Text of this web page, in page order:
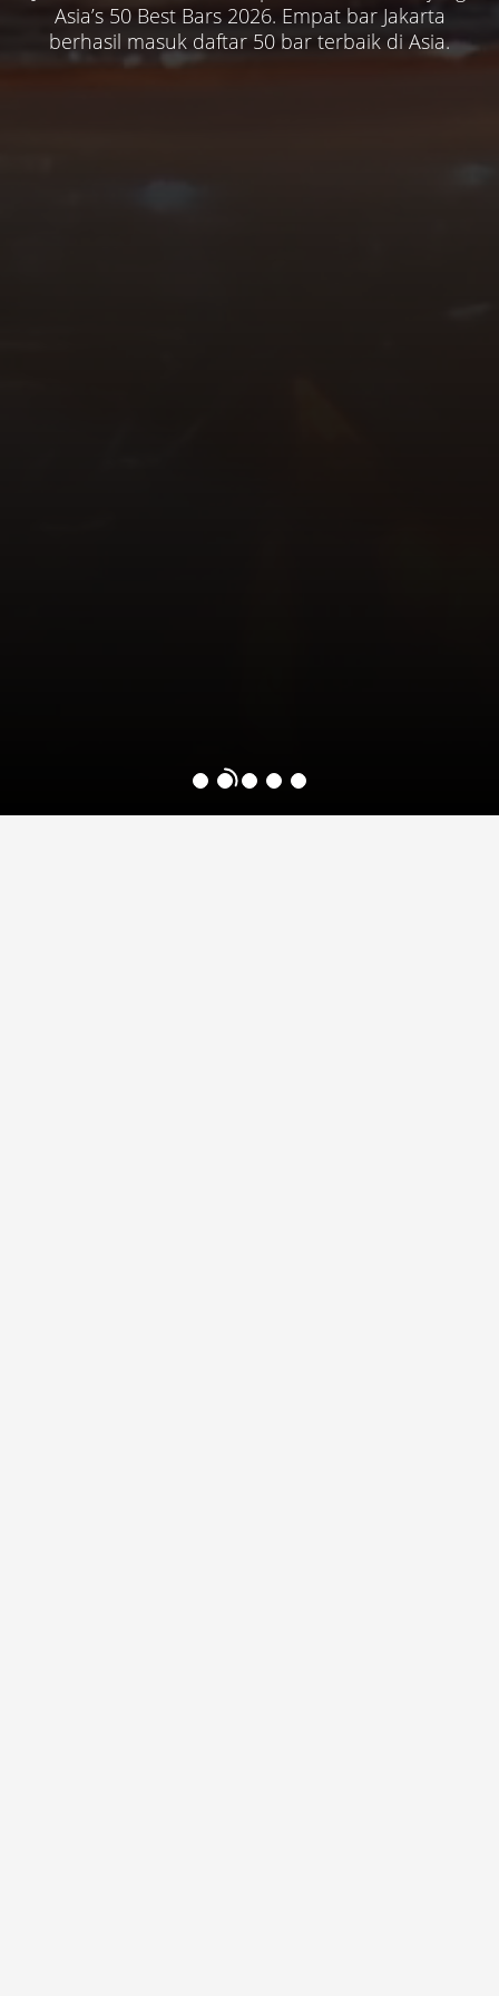
terbarunya, inovasi untuk Asia Pasifik dan rencana
besar lainnya.
Asia’s 50 Best Bars 2026. Empat bar Jakarta
berhasil masuk daftar 50 bar terbaik di Asia.
dan gaya hidup yang terus berkembang di
Tangerang.
keluarga kecilnya. Beberapa tempat menyimpan
kenangan personal yang melekat.
pegunungan, panorama lembah hijau, dan
pelayanan khas hotel bintang lima.